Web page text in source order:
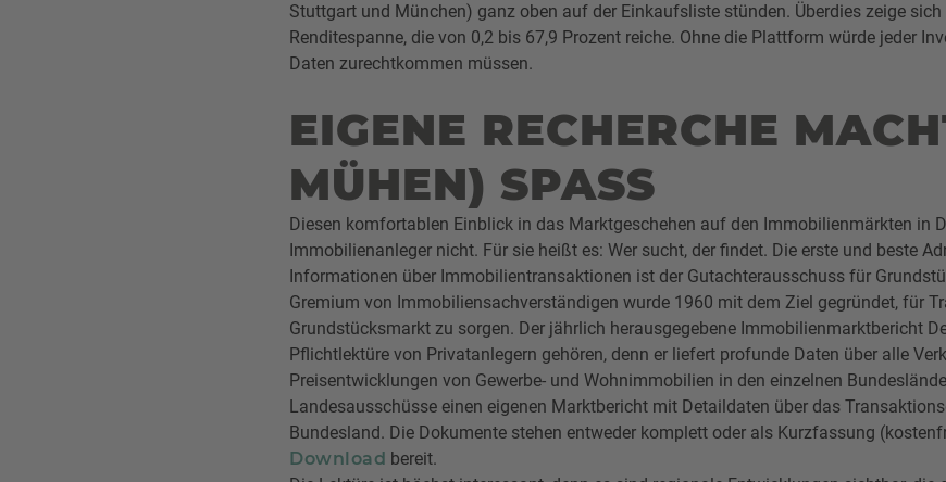
Stuttgart und München) ganz oben auf der Einkaufsliste stünden. Überdies zeige sich
Renditespanne, die von 0,2 bis 67,9 Prozent reiche. Ohne die Plattform würde jeder
Daten zurechtkommen müssen.
EIGENE RECHERCHE
MÜHEN) SPASS
Diesen komfortablen Einblick in das Marktgeschehen auf den Immobilienmärkten in
Immobilienanleger nicht. Für sie heißt es: Wer sucht, der findet. Die erste und beste
Informationen über Immobilientransaktionen ist der Gutachterausschuss für
Gremium von Immobiliensachverständigen wurde 1960 mit dem Ziel gegründet, für
Grundstücksmarkt zu sorgen. Der jährlich herausgegebene Immobilienmarktbericht
Pflichtlektüre von Privatanlegern gehören, denn er liefert profunde Daten über alle
Preisentwicklungen von Gewerbe- und Wohnimmobilien in den einzelnen
Landesausschüsse einen eigenen Marktbericht mit Detaildaten über das
Bundesland. Die Dokumente stehen entweder komplett oder als Kurzfassung
Download bereit.